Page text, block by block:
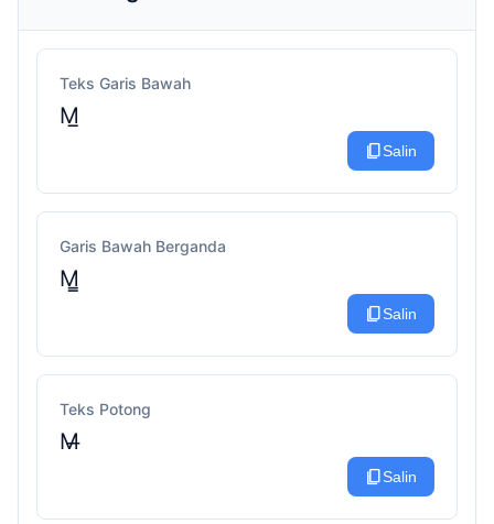
Teks Garis Bawah
M̲
content_copySalin
Garis Bawah Berganda
M̳
content_copySalin
Teks Potong
M̶
content_copySalin